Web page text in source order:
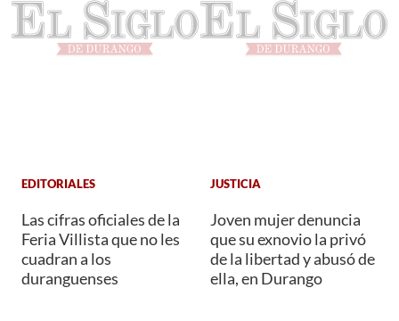
EDITORIALES
Las cifras oficiales de la
Feria Villista que no les
cuadran a los
duranguenses
JUSTICIA
Joven mujer denuncia
que su exnovio la privó
de la libertad y abusó de
ella, en Durango